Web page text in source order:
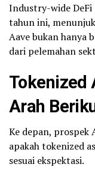
Industry-wide
tahun ini,
Aave bukan hanya
dari pelemahan
Tokenized
Arah
Ke depan, prospek
apakah tokenized
sesuai ekspektasi.